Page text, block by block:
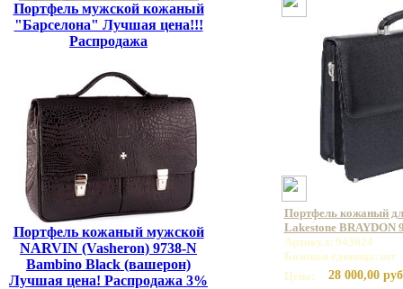
Портфель мужской кожаный
"Барселона" Лучшая цена!!!
Распродажа
Портфель кожаный мужской
NARVIN (Vasheron) 9738-N
Bambino Black (вашерон)
Лучшая цена! Распродажа 3%
Портфель кожаный
Lakestone BRAYDON
Артикул: 943024
Базовая единица: шт
Цена:
28 000,00